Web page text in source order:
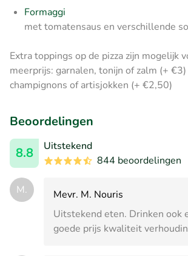
Formaggi
met tomatensaus en verschillende
Extra toppings op de pizza zijn mogelijk
meerprijs: garnalen, tonijn of zalm (+ €3)
champignons of artisjokken (+ €2,50)
Beoordelingen
8.8
Uitstekend
844 beoordelingen
M.
Mevr. M. Nouris
Uitstekend eten. Drinken ook
goede prijs kwaliteit